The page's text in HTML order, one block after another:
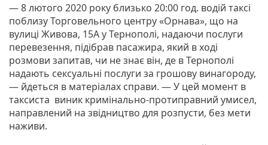
— 8 лютого 2020 року близько 20:00 год. водій таксі
поблизу Торговельного центру «Орнава», що на
вулиці Живова, 15А у Тернополі, надаючи послуги
перевезення, підібрав пасажира, який в ході
розмови запитав, чи не знає він, де в Тернополі
надають сексуальні послуги за грошову винагороду,
— йдеться в матеріалах справи. — У цей момент в
таксиста виник кримінально-протиправний умисел,
направлений на звідництво для розпусти, без мети
наживи.